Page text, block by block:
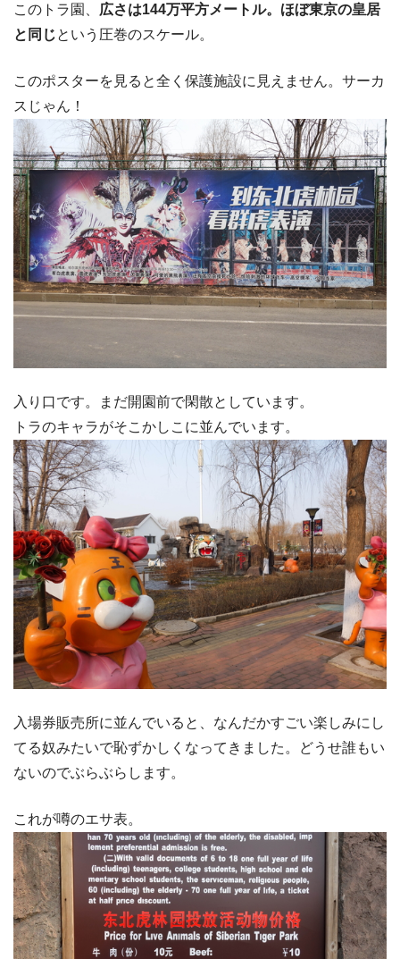
このトラ園、 広さは144万平方メートル。ほぼ東京の皇居
と同じという圧巻のスケール。
このポスターを見ると全く保護施設に見えません。サーカ
スじゃん！
入り口です。まだ開園前で閑散としています。
トラのキャラがそこかしこに並んでいます。
入場券販売所に並んでいると、なんだかすごい楽しみにし
てる奴みたいで恥ずかしくなってきました。どうせ誰もい
ないのでぶらぶらします。
これが噂のエサ表。